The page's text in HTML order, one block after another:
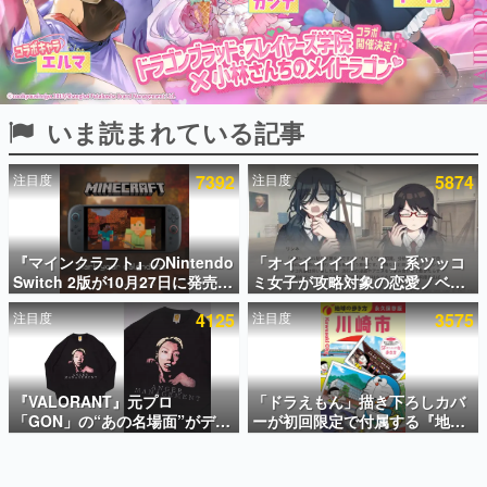
インタビュー
連載・特集一覧
殿堂入り記事
SNS拡散数が数千以上！ ページビュー数万以上！ などな
ど。多くの人々に読まれた、電ファミ渾身の“殿堂入り”記
事をまとめました。
ゲームの企画書
名作ゲームクリエイターの方々に製作時のエピソードをお
聞きし、ヒットする企画（ゲーム）とは何か？を探ってい
きます。
赫本
この物語を解いてはいけない。『赫本』は、〈試験問題〉
の形をした短編ホラー小説集です。
新世代に訊く
これからのデジタルゲーム市場を担う若きクリエイター達
の姿を追い、彼らのルーツと情熱を探っていきます。
いま読まれている記事
注目度 7392
『マインクラフト』のNintendo
Switch 2版が10月27日に発売決
定。描画設定はデフォルトで
「バイブラントビジュアルズ」
となり、より豊かなグラフィッ
ク表現に
注目度 5874
「オイイイイイ！？」系ツッコ
ミ女子が攻略対象の恋愛ノベル
ゲーム『美術部カノジョ』
Steamストアページが公開。
「お前らーそろそろ自重しろ
ー？＾＾」暗黒微笑の夢女子
や、萌え声不思議ちゃん女子と
青春を謳歌
注目度 4125
『VALORANT』元プロ
「GON」の“あの名場面”がデザ
インされた新作グッズが本日8月
注目度 3575
「ドラえもん」描き下ろしカバ
ーが初回限定で付属する『地球
の歩き方 川崎市』が8月6日に発